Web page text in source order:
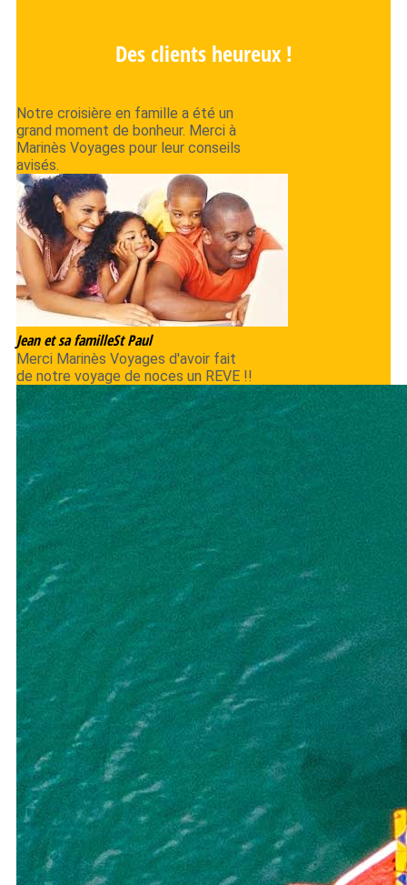
Des clients heureux !
Notre croisière en famille a été un
grand moment de bonheur. Merci à
Marinès Voyages pour leur conseils
avisés.
Jean et sa familleSt Paul
Merci Marinès Voyages d'avoir fait
de notre voyage de noces un REVE !!